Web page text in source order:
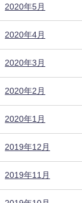
2020年5月
2020年4月
2020年3月
2020年2月
2020年1月
2019年12月
2019年11月